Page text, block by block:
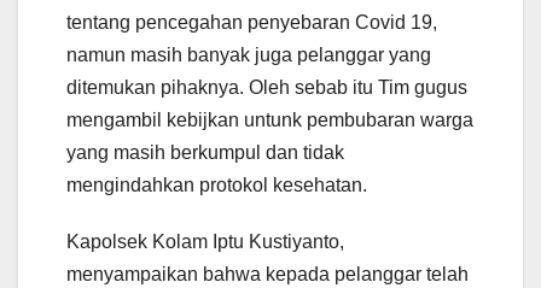
tentang pencegahan penyebaran Covid 19,
namun masih banyak juga pelanggar yang
ditemukan pihaknya. Oleh sebab itu Tim gugus
mengambil kebijkan untunk pembubaran warga
yang masih berkumpul dan tidak
mengindahkan protokol kesehatan.
Kapolsek Kolam Iptu Kustiyanto,
menyampaikan bahwa kepada pelanggar telah